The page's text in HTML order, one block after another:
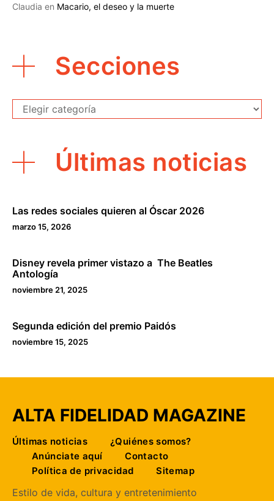
Claudia en Macario, el deseo y la muerte
Secciones
Secciones
Últimas noticias
Las redes sociales quieren al Óscar 2026
marzo 15, 2026
Disney revela primer vistazo a The Beatles
Antología
noviembre 21, 2025
Segunda edición del premio Paidós
noviembre 15, 2025
ALTA FIDELIDAD MAGAZINE
Últimas noticias
¿Quiénes somos?
Anúnciate aquí
Contacto
Política de privacidad
Sitemap
Estilo de vida, cultura y entretenimiento